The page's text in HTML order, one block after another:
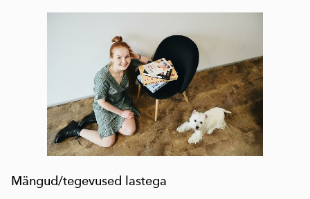
Mängud/tegevused lastega